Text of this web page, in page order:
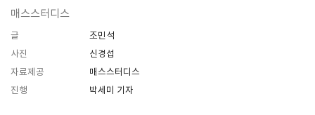
Facebook 로그인
매스스터디스
글
조민석
사진
신경섭
자료제공
매스스터디스
진행
박세미 기자